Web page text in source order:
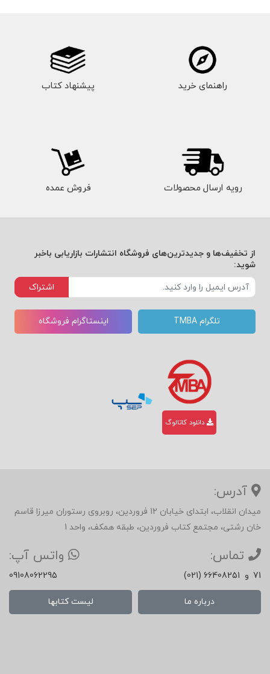
راهنمای خرید پیشنهاد کتاب
رویه ارسال محصولات فروش عمده
از تخفیف‌ها و جدیدترین‌های فروشگاه انتشارات بازاریابی باخبر
شوید:
اشتراک
تلگرام TMBA اینستاگرام فروشگاه
دانلود کاتالوگ
آدرس:
میدان انقلاب، ابتدای خیابان 12 فروردین، روبروی رستوران میرزا قاسم
خان رشتی، مجتمع کتاب فروردین، طبقه همکف، واحد 1
تماس:
(021) 66408251 و 71
واتس آپ:
09108062295
درباره ما لیست کتابها